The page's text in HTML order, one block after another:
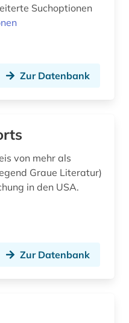
Suchoptionen
Zur Datenbank
von mehr als
Graue Literatur)
in den USA.
Zur Datenbank